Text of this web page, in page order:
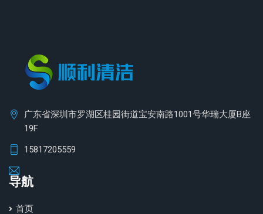
广东省深圳市罗湖区桂园街道宝安南路1001号华瑞大厦B座
19F
15817205559
导航
首页